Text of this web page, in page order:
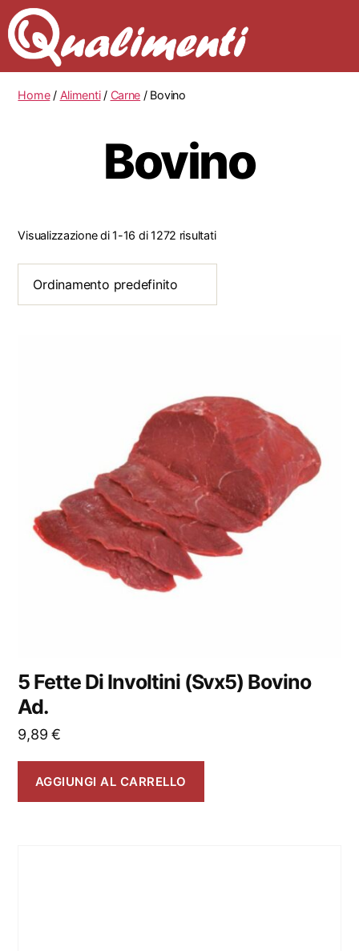
Home/ Alimenti/ Carne / Bovino
Bovino
Visualizzazione di 1-16 di 1272 risultati
5 Fette Di Involtini (Svx5) Bovino
Ad.
9,89€
AGGIUNGI AL CARRELLO